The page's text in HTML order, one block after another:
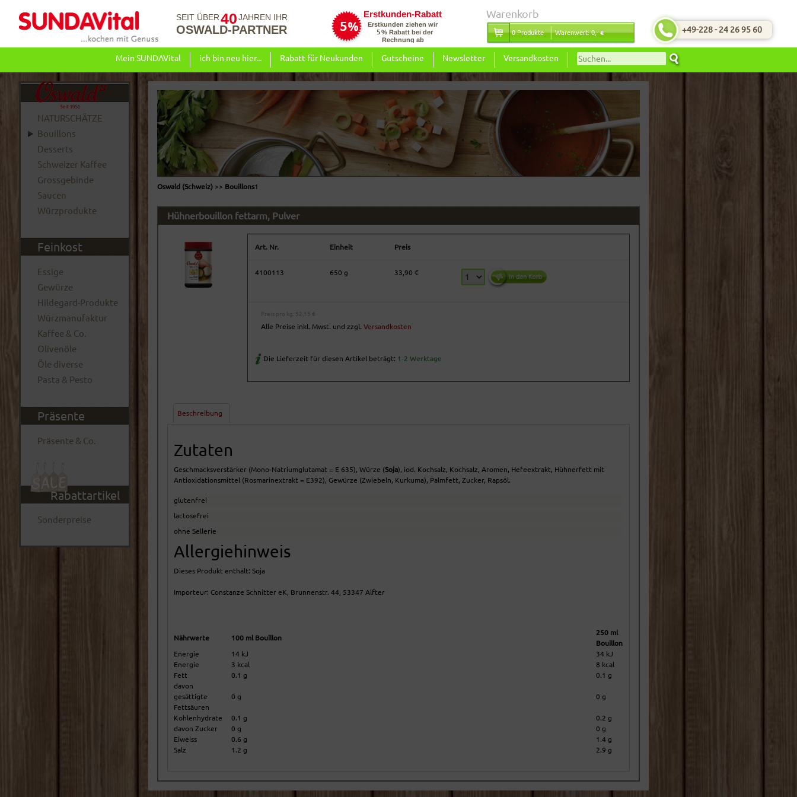
SEIT ÜBER40JAHREN IHR
OSWALD-PARTNER
Warenkorb
0 Produkte Warenwert: 0,- € +49-228 - 24 26 95 60
Mein SUNDAVital ich bin neu hier... Rabatt für Neukunden Gutscheine Newsletter Versandkosten
NATURSCHÄTZE
Bouillons
Desserts
Schweizer Kaffee
Grossgebinde
Saucen
Würzprodukte
Feinkost
Essige
Gewürze
Hildegard-Produkte
Würzmanufaktur
Kaffee & Co.
Olivenöle
Öle diverse
Pasta & Pesto
Präsente
Präsente & Co.
Rabattartikel
Sonderpreise
Oswald (Schweiz) >> Bouillons1
Hühnerbouillon fettarm, Pulver
Art. Nr. Einheit Preis
4100113 650 g 33,90 €
Preis pro kg: 52,15 €
Alle Preise inkl. Mwst. und zzgl.Versandkosten
Die Lieferzeit für diesen Artikel beträgt: 1-2 Werktage
Beschreibung
Zutaten
Geschmacksverstärker (Mono-Natriumglutamat = E 635), Würze (Soja), iod. Kochsalz, Kochsalz, Aromen, Hefeextrakt, Hühnerfett mit
Antioxidationsmittel (Rosmarinextrakt = E392), Gewürze (Zwiebeln, Kurkuma), Palmfett, Zucker, Rapsöl.
glutenfrei
lactosefrei
ohne Sellerie
Allergiehinweis
Dieses Produkt enthält: Soja
Importeur: Constanze Schnitter eK, Brunnenstr. 44, 53347 Alfter
Nährwerte 100 ml Bouillon
250 ml
Bouillon
Energie
14 kJ
34 kJ
Energie
3 kcal
8 kcal
Fett
0.1 g
0.1 g
davon
gesättigte
Fettsäuren
0 g 0 g
Kohlenhydrate 0.1 g
0.2 g
davon Zucker
0 g
0 g
Eiweiss
0.6 g
1.4 g
Salz
1.2 g 2.9 g